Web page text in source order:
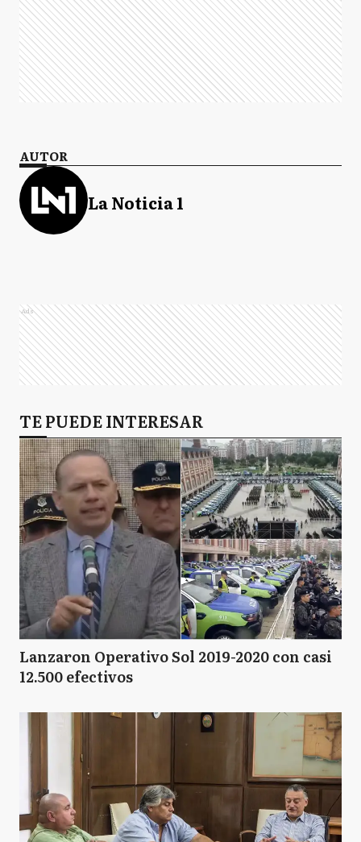
AUTOR
La Noticia 1
Ads
TE PUEDE INTERESAR
Lanzaron Operativo Sol 2019-2020 con casi
12.500 efectivos